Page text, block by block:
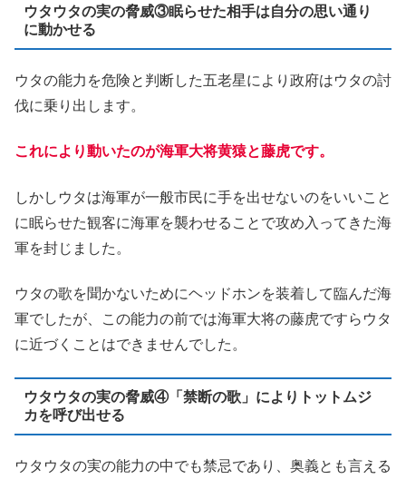
ウタウタの実の脅威③眠らせた相手は自分の思い通り
に動かせる
ウタの能力を危険と判断した五老星により政府はウタの討
伐に乗り出します。
これにより動いたのが海軍大将黄猿と藤虎です。
しかしウタは海軍が一般市民に手を出せないのをいいこと
に眠らせた観客に海軍を襲わせることで攻め入ってきた海
軍を封じました。
ウタの歌を聞かないためにヘッドホンを装着して臨んだ海
軍でしたが、この能力の前では海軍大将の藤虎ですらウタ
に近づくことはできませんでした。
ウタウタの実の脅威④「禁断の歌」によりトットムジ
カを呼び出せる
ウタウタの実の能力の中でも禁忌であり、奥義とも言える